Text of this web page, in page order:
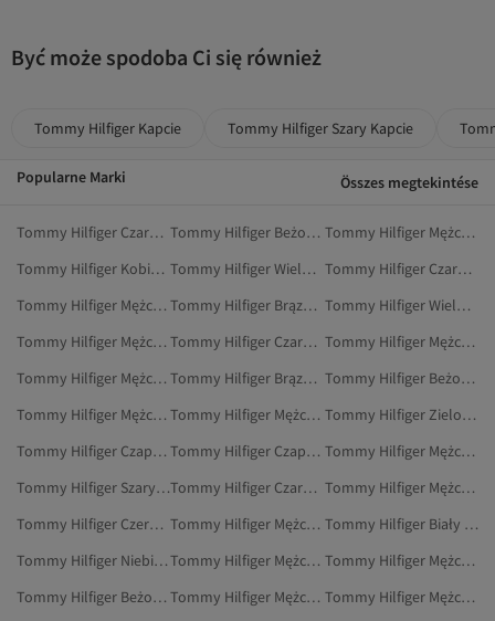
Być może spodoba Ci się również
Tommy Hilfiger Kapcie Tommy Hilfiger Szary Kapcie
Popularne Marki Összes megtekintése
Tommy Hilfiger Czarny Czapki Beanie Tommy Hilfiger Beżowy Czapki Beanie
Tommy Hilfiger Mężczyźni Sandały I Kapcie
Tommy Hilfiger Kobiety Kapcie
Tommy Hilfiger Wielokolorowy Czapki Beanie
Tommy Hilfiger Czarny Czapki, Berety I Rękawiczki
Tommy Hilfiger Mężczyźni Szaliki I Szale
Tommy Hilfiger Brązowy Czapki Beanie
Tommy Hilfiger Wielokolorowy Czapki, Berety I Rękawiczki
Tommy Hilfiger Mężczyźni Spodnie
Tommy Hilfiger Czarny Czapki Sportowe
Tommy Hilfiger Mężczyźni Spodnie Dresowe
Tommy Hilfiger Mężczyźni Paski I Szelki
Tommy Hilfiger Brązowy Czapki, Berety I Rękawiczki
Tommy Hilfiger Beżowy Czapki, Berety I Rękawiczki
Tommy Hilfiger Mężczyźni Szaliki
Tommy Hilfiger Mężczyźni Torby I Torebki
Tommy Hilfiger Zielony Czapki, Berety I Rękawiczki
Tommy Hilfiger Czapki, Berety I Rękawiczki
Tommy Hilfiger Czapki Sportowe
Tommy Hilfiger Mężczyźni Torby Listonoszki
Tommy Hilfiger Szary Czapki, Berety I Rękawiczki
Tommy Hilfiger Czarny Czapki
Tommy Hilfiger Mężczyźni Torebki
Tommy Hilfiger Czerwony Czapki, Berety I Rękawiczki
Tommy Hilfiger Mężczyźni Etui Na Karty
Tommy Hilfiger Biały Czapki, Berety I Rękawiczki
Tommy Hilfiger Niebieski Czapki, Berety I Rękawiczki
Tommy Hilfiger Mężczyźni Torby Na Siłownię
Tommy Hilfiger Mężczyźni Marynarki I Kamizelki
Tommy Hilfiger Beżowy Czapki
Tommy Hilfiger Mężczyźni Odzież Outdoorowa
Tommy Hilfiger Mężczyźni Torby I Pokrowce